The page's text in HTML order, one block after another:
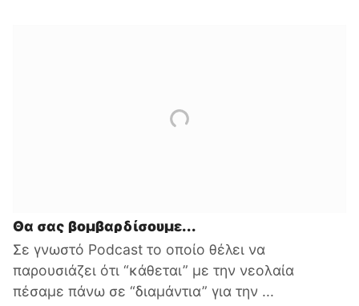
Θα σας βομβαρδίσουμε...
Σε γνωστό Podcast το οποίο θέλει να
παρουσιάζει ότι “κάθεται” με την νεολαία
πέσαμε πάνω σε “διαμάντια” για την ...